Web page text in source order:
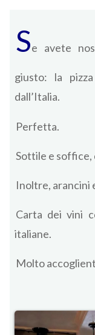
Se avete
giusto: la
dall’Italia.
Perfetta.
Sottile e soffice,
Inoltre, arancini
Carta dei vini
italiane.
Molto